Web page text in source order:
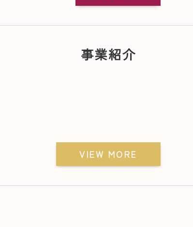
事業紹介
VIEW MORE